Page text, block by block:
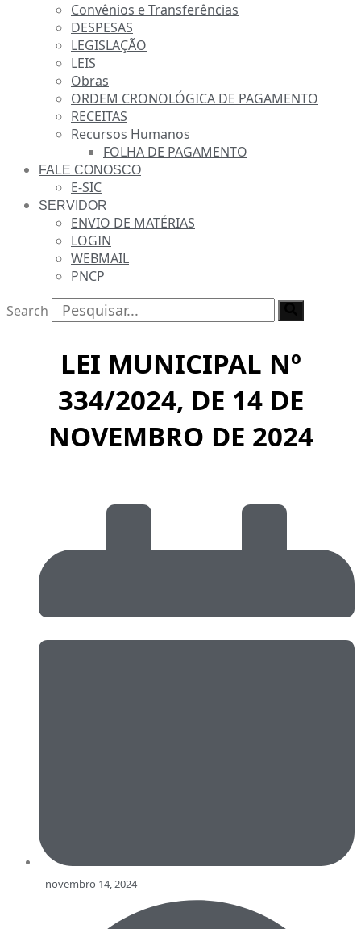
Convênios e Transferências
DESPESAS
LEGISLAÇÃO
LEIS
Obras
ORDEM CRONOLÓGICA DE PAGAMENTO
RECEITAS
Recursos Humanos
FOLHA DE PAGAMENTO
FALE CONOSCO
E-SIC
SERVIDOR
ENVIO DE MATÉRIAS
LOGIN
WEBMAIL
PNCP
Search
LEI MUNICIPAL Nº
334/2024, DE 14 DE
NOVEMBRO DE 2024
novembro 14, 2024